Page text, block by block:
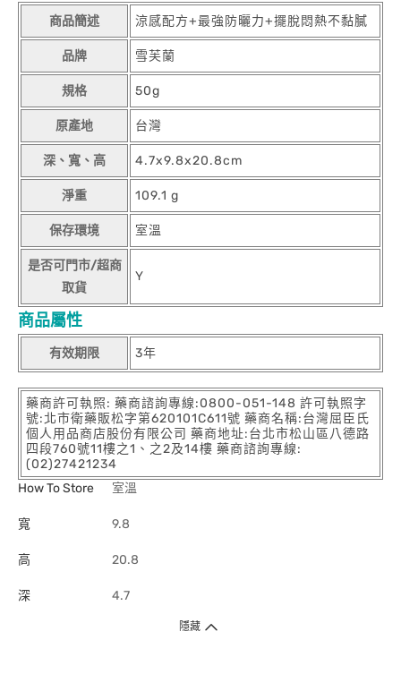
商品簡述 涼感配方+最強防曬力+擺脫悶熱不黏膩
品牌 雪芙蘭
規格 50g
原產地 台灣
深、寬、高 4.7x9.8x20.8cm
淨重 109.1 g
保存環境 室溫
是否可門市/超商
取貨
Y
商品屬性
有效期限 3年
藥商許可執照: 藥商諮詢專線:0800-051-148 許可執照字
號:北市衛藥販松字第620101C611號 藥商名稱:台灣屈臣氏
個人用品商店股份有限公司 藥商地址:台北市松山區八德路
四段760號11樓之1、之2及14樓 藥商諮詢專線:
(02)27421234
How To Store
室溫
寬 9.8
高 20.8
深 4.7
隱藏